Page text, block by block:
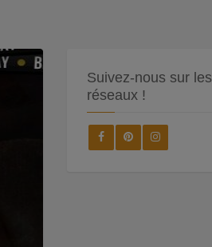
Suivez-nous sur les
réseaux !